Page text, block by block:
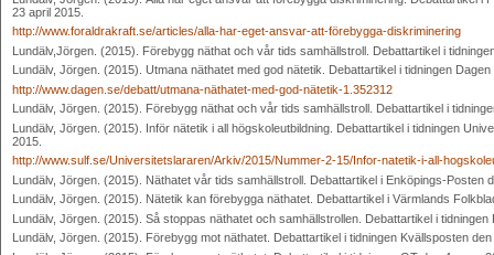
23 april 2015.
http://www.foraldrakraft.se/articles/alla-har-eget-ansvar-att-förebygga-diskriminering
Lundälv,Jörgen. (2015). Förebygg näthat och vår tids samhällstroll. Debattartikel i
Lundälv, Jörgen. (2015). Utmana näthatet med god nätetik. Debattartikel i tidningen
http://www.dagen.se/debatt/utmana-näthatet-med-god-nätetik-1.352312
Lundälv, Jörgen. (2015). Förebygg näthat och vår tids samhällstroll. Debattartikel i
Lundälv, Jörgen. (2015). Inför nätetik i all högskoleutbildning. Debattartikel i tidningen
2015.
http://www.sulf.se/Universitetslararen/Arkiv/2015/Nummer-2-15/Infor-natetik-i-all-
Lundälv, Jörgen. (2015). Näthatet vår tids samhällstroll. Debattartikel i Enköpings-Posten
Lundälv, Jörgen. (2015). Nätetik kan förebygga näthatet. Debattartikel i Värmlands
Lundälv, Jörgen. (2015). Så stoppas näthatet och samhällstrollen. Debattartikel i
Lundälv, Jörgen. (2015). Förebygg mot näthatet. Debattartikel i tidningen Kvällsposten